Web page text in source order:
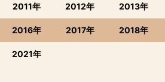
2011年 2012年 2013年
2016年 2017年 2018年
2021年